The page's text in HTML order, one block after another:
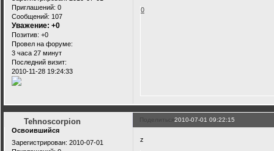
Приглашений: 0
Сообщений: 107
Уважение: +0
Позитив: +0
Провел на форуме:
3 часа 27 минут
Последний визит:
2010-11-28 19:24:33
0
Поделиться2010-07-01 09:22:15
Tehnoscorpion
Освоившийся
Зарегистрирован: 2010-07-01
z